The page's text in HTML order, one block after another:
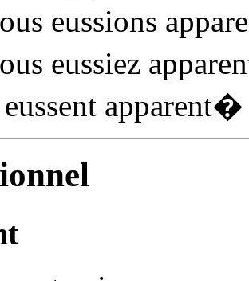
eussions
eussiez
eussent apparent�